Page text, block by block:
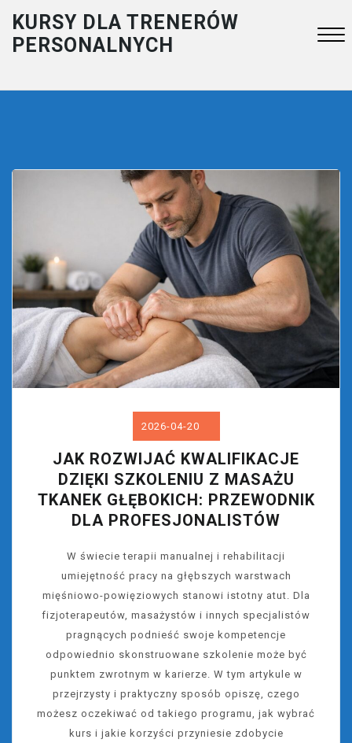
content
KURSY DLA TRENERÓW
PERSONALNYCH
2026-04-20
JAK ROZWIJAĆ KWALIFIKACJE
DZIĘKI SZKOLENIU Z MASAŻU
TKANEK GŁĘBOKICH: PRZEWODNIK
DLA PROFESJONALISTÓW
W świecie terapii manualnej i rehabilitacji
umiejętność pracy na głębszych warstwach
mięśniowo-powięziowych stanowi istotny atut. Dla
fizjoterapeutów, masażystów i innych specjalistów
pragnących podnieść swoje kompetencje
odpowiednio skonstruowane szkolenie może być
punktem zwrotnym w karierze. W tym artykule w
przejrzysty i praktyczny sposób opiszę, czego
możesz oczekiwać od takiego programu, jak wybrać
kurs i jakie korzyści przyniesie zdobycie